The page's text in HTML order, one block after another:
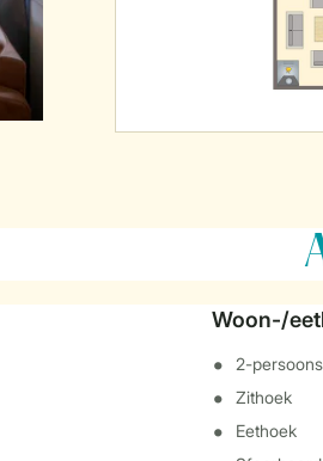
Woon-/
2-
Zithoek
Eethoek